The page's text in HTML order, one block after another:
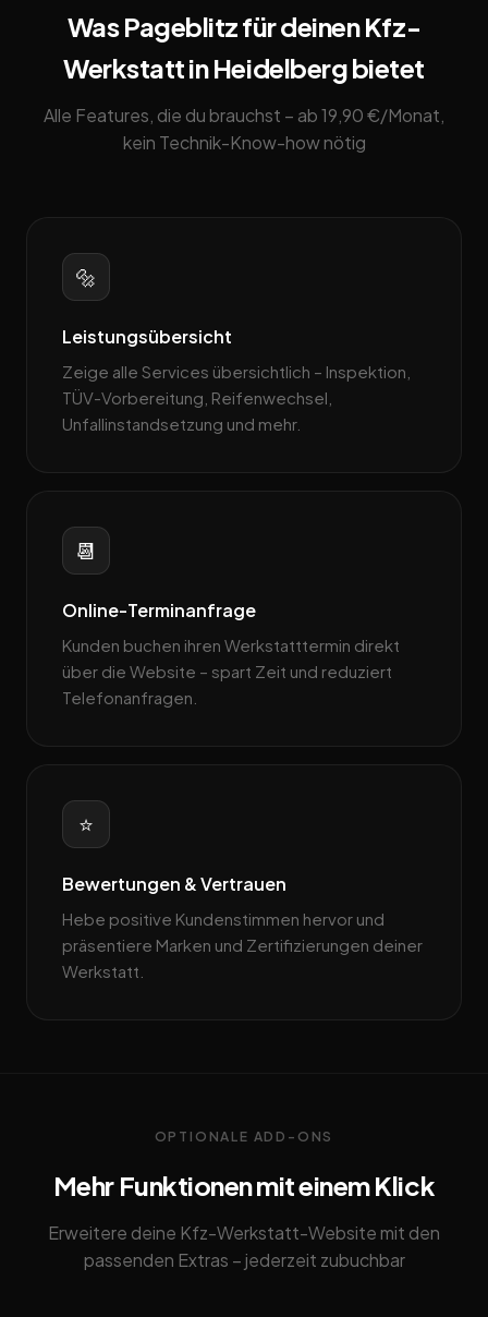
Was Pageblitz für deinen Kfz-
Werkstatt in Heidelberg bietet
Alle Features, die du brauchst – ab 19,90 €/Monat,
kein Technik-Know-how nötig
🔩
Leistungsübersicht
Zeige alle Services übersichtlich – Inspektion,
TÜV-Vorbereitung, Reifenwechsel,
Unfallinstandsetzung und mehr.
📆
Online-Terminanfrage
Kunden buchen ihren Werkstatttermin direkt
über die Website – spart Zeit und reduziert
Telefonanfragen.
⭐
Bewertungen & Vertrauen
Hebe positive Kundenstimmen hervor und
präsentiere Marken und Zertifizierungen deiner
Werkstatt.
OPTIONALE ADD-ONS
Mehr Funktionen mit einem Klick
Erweitere deine Kfz-Werkstatt-Website mit den
passenden Extras – jederzeit zubuchbar